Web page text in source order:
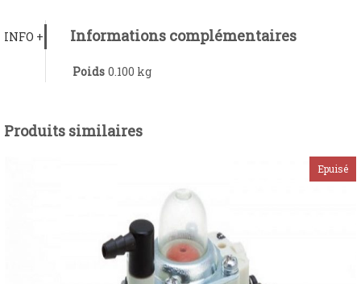
INFO + Informations complémentaires
Poids 0.100 kg
Produits similaires